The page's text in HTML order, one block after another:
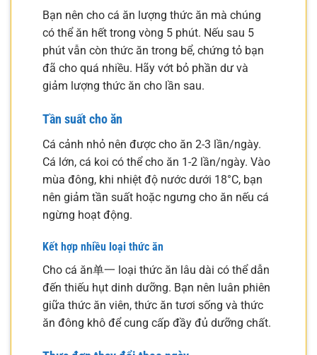
Bạn nên cho cá ăn lượng thức ăn mà chúng
có thể ăn hết trong vòng 5 phút. Nếu sau 5
phút vẫn còn thức ăn trong bể, chứng tỏ bạn
đã cho quá nhiều. Hãy vớt bỏ phần dư và
giảm lượng thức ăn cho lần sau.
Tần suất cho ăn
Cá cảnh nhỏ nên được cho ăn 2-3 lần/ngày.
Cá lớn, cá koi có thể cho ăn 1-2 lần/ngày. Vào
mùa đông, khi nhiệt độ nước dưới 18°C, bạn
nên giảm tần suất hoặc ngưng cho ăn nếu cá
ngừng hoạt động.
Kết hợp nhiều loại thức ăn
Cho cá ăn单一 loại thức ăn lâu dài có thể dẫn
đến thiếu hụt dinh dưỡng. Bạn nên luân phiên
giữa thức ăn viên, thức ăn tươi sống và thức
ăn đông khô để cung cấp đầy đủ dưỡng chất.